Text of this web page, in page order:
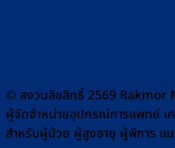
© สงวนลิขสิทธิ์ 2569 Rakmor
ผู้จัดจำหน่ายอุปกรณ์การแพทย์
สำหรับผู้ป่วย ผู้สูงอายุ ผู้พิการ แ